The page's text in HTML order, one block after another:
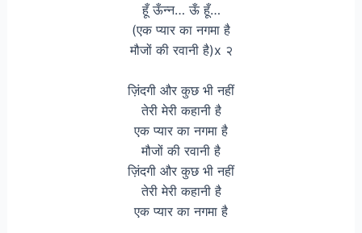
हूँ ऊँन्न… ऊँ हूँ…
(एक प्यार का नगमा है
मौजों की रवानी है)x २
ज़िंदगी और कुछ भी नहीं
तेरी मेरी कहानी है
एक प्यार का नगमा है
मौजों की रवानी है
ज़िंदगी और कुछ भी नहीं
तेरी मेरी कहानी है
एक प्यार का नगमा है